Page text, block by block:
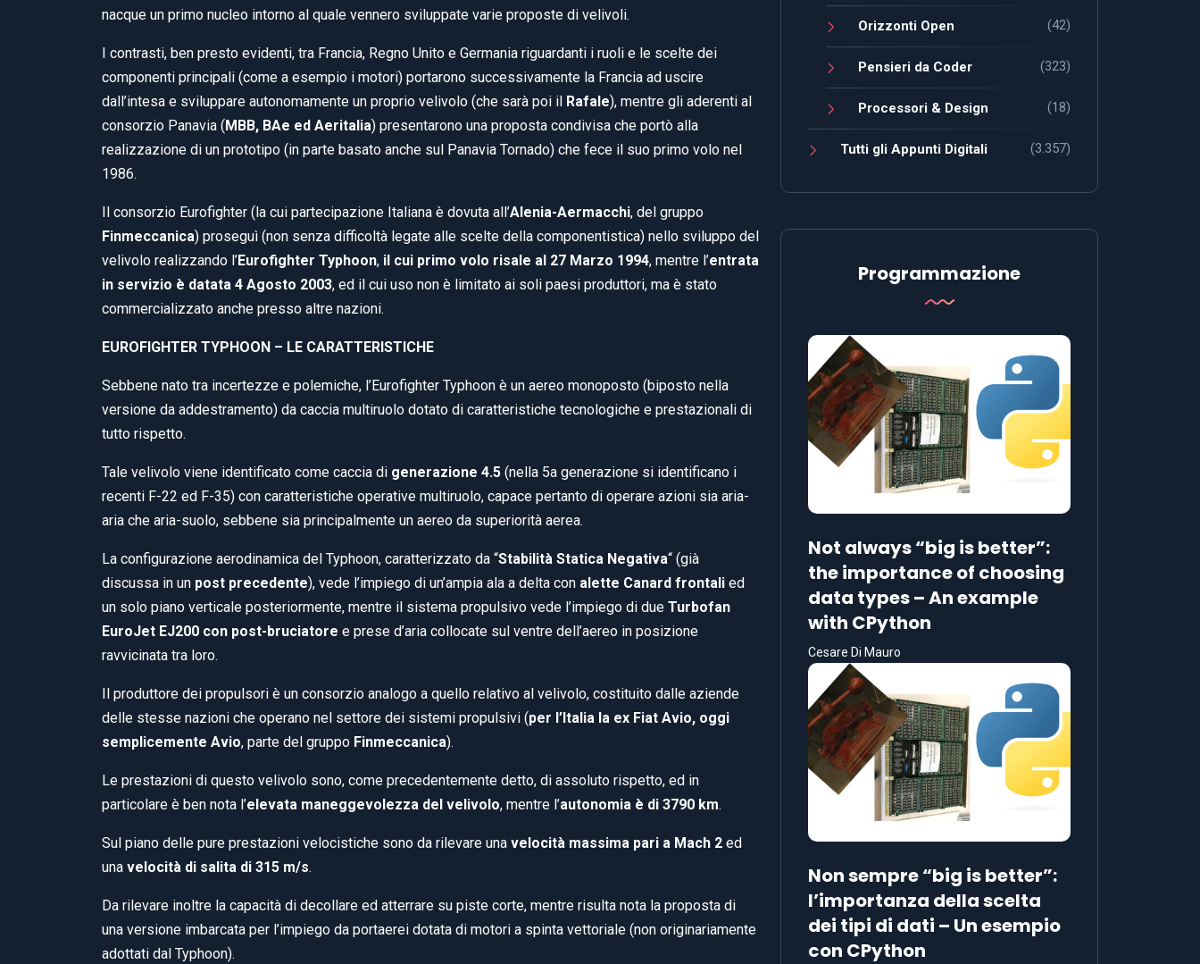
nacque un primo nucleo intorno al quale vennero sviluppate varie proposte di velivoli.
I contrasti, ben presto evidenti, tra Francia, Regno Unito e Germania riguardanti i ruoli e le scelte dei
componenti principali (come a esempio i motori) portarono successivamente la Francia ad uscire
dall’intesa e sviluppare autonomamente un proprio velivolo (che sarà poi il Rafale), mentre gli aderenti al
consorzio Panavia (MBB, BAe ed Aeritalia) presentarono una proposta condivisa che portò alla
realizzazione di un prototipo (in parte basato anche sul Panavia Tornado) che fece il suo primo volo nel
1986.
Il consorzio Eurofighter (la cui partecipazione Italiana è dovuta all’Alenia-Aermacchi, del gruppo
Finmeccanica) proseguì (non senza difficoltà legate alle scelte della componentistica) nello sviluppo del
velivolo realizzando l’Eurofighter Typhoon, il cui primo volo risale al 27 Marzo 1994, mentre l’entrata
in servizio è datata 4 Agosto 2003, ed il cui uso non è limitato ai soli paesi produttori, ma è stato
commercializzato anche presso altre nazioni.
EUROFIGHTER TYPHOON – LE CARATTERISTICHE
Sebbene nato tra incertezze e polemiche, l’Eurofighter Typhoon è un aereo monoposto (biposto nella
versione da addestramento) da caccia multiruolo dotato di caratteristiche tecnologiche e prestazionali di
tutto rispetto.
Tale velivolo viene identificato come caccia di generazione 4.5 (nella 5a generazione si identificano i
recenti F-22 ed F-35) con caratteristiche operative multiruolo, capace pertanto di operare azioni sia aria-
aria che aria-suolo, sebbene sia principalmente un aereo da superiorità aerea.
La configurazione aerodinamica del Typhoon, caratterizzato da “Stabilità Statica Negativa“ (già
discussa in un post precedente), vede l’impiego di un’ampia ala a delta con alette Canard frontali ed
un solo piano verticale posteriormente, mentre il sistema propulsivo vede l’impiego di due Turbofan
EuroJet EJ200 con post-bruciatore e prese d’aria collocate sul ventre dell’aereo in posizione
ravvicinata tra loro.
Il produttore dei propulsori è un consorzio analogo a quello relativo al velivolo, costituito dalle aziende
delle stesse nazioni che operano nel settore dei sistemi propulsivi (per l’Italia la ex Fiat Avio, oggi
semplicemente Avio, parte del gruppo Finmeccanica).
Le prestazioni di questo velivolo sono, come precedentemente detto, di assoluto rispetto, ed in
particolare è ben nota l’elevata maneggevolezza del velivolo, mentre l’autonomia è di 3790 km.
Sul piano delle pure prestazioni velocistiche sono da rilevare una velocità massima pari a Mach 2 ed
una velocità di salita di 315 m/s.
Da rilevare inoltre la capacità di decollare ed atterrare su piste corte, mentre risulta nota la proposta di
una versione imbarcata per l’impiego da portaerei dotata di motori a spinta vettoriale (non originariamente
adottati dal Typhoon).
Orizzonti Open (42)
Pensieri da Coder (323)
Processori & Design (18)
Tutti gli Appunti Digitali (3.357)
Programmazione
Not always “big is better”:
the importance of choosing
data types – An example
with CPython
Cesare Di Mauro
Non sempre “big is better”:
l’importanza della scelta
dei tipi di dati – Un esempio
con CPython